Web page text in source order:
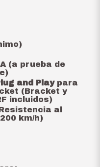
(a prueba de
and Playpara
(Bracket y
incluidos)
al
200km/h)